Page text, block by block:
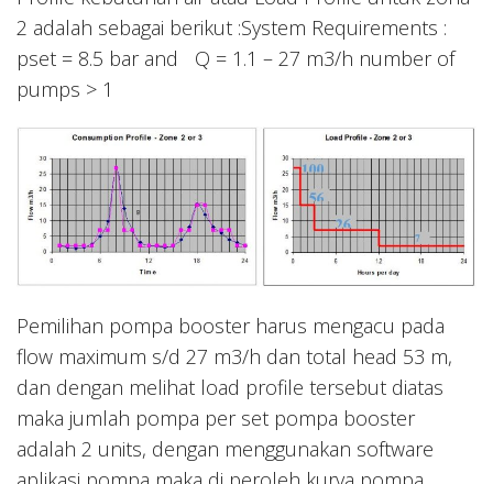
2 adalah sebagai berikut :System Requirements :
pset = 8.5 bar and Q = 1.1 – 27 m3/h number of
pumps > 1
Pemilihan pompa booster harus mengacu pada
flow maximum s/d 27 m3/h dan total head 53 m,
dan dengan melihat load profile tersebut diatas
maka jumlah pompa per set pompa booster
adalah 2 units, dengan menggunakan software